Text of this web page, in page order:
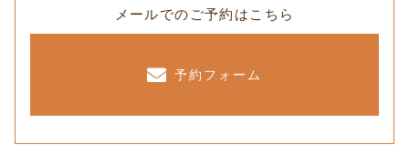
メールでのご予約はこちら
予約フォーム